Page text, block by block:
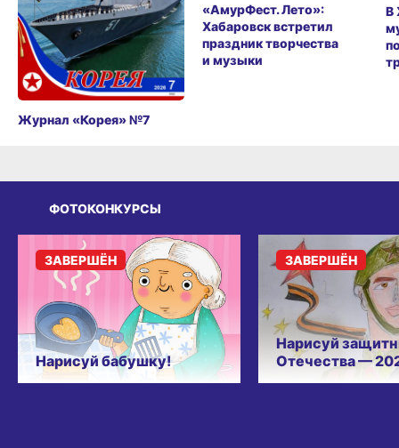
Журнал «Корея» №7
«АмурФест. Лето»:
Хабаровск встретил
праздник творчества
и музыки
В
ФОТОКОНКУРСЫ
Нарисуй бабушку!
ЗАВЕРШЁН
Нарисуй
Отечества —
ЗАВЕРШЁН